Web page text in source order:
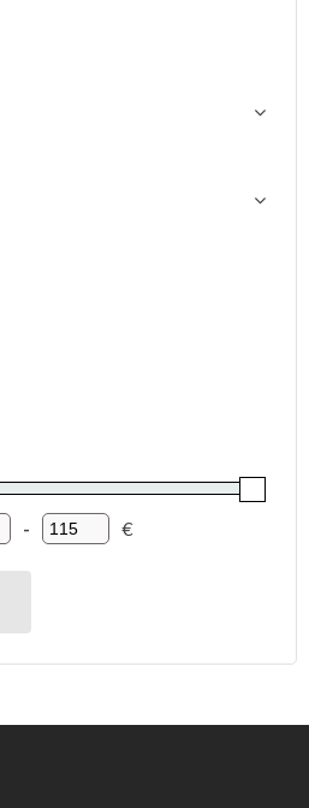
Minimum Price
-
Maximum Price
€